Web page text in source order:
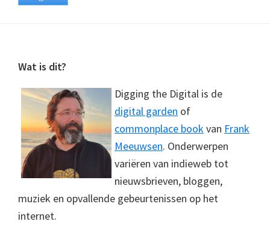
Footer
Wat is dit?
Digging the Digital is de
digital garden of
commonplace bookvan Frank
Meeuwsen. Onderwerpen
variëren van indieweb tot
nieuwsbrieven, bloggen,
muziek en opvallende gebeurtenissen op het
internet.